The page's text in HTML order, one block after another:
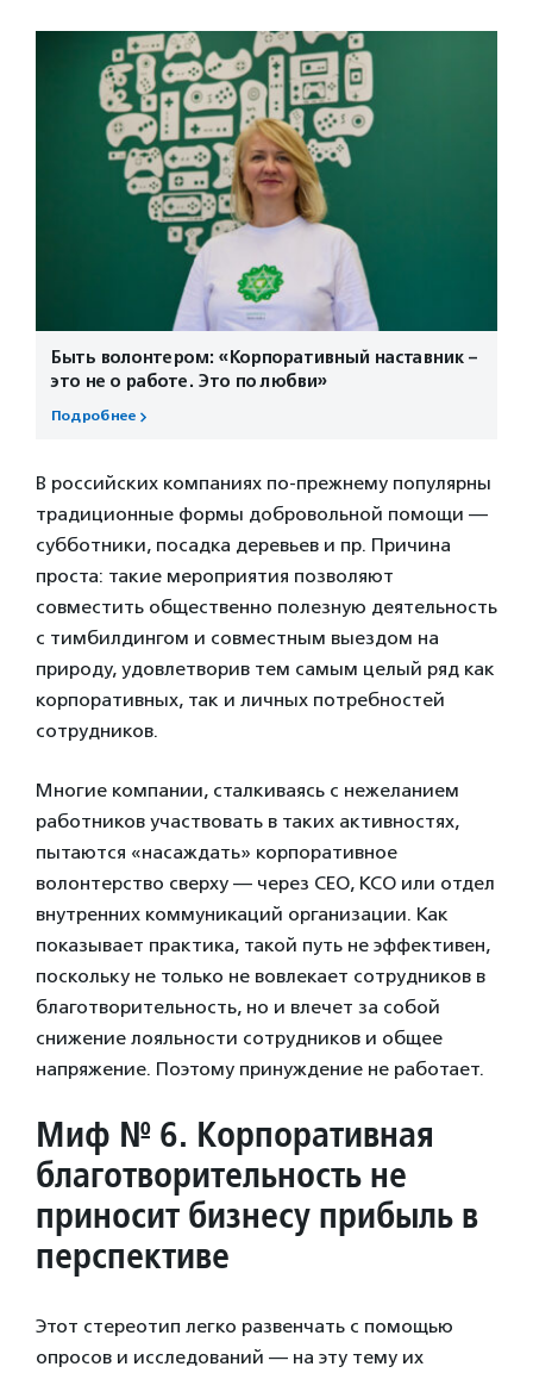
Быть волонтером: «Корпоративный наставник –
это не о работе. Это по любви»
Подробнее
В российских компаниях по-прежнему популярны
традиционные формы добровольной помощи —
субботники, посадка деревьев и пр. Причина
проста: такие мероприятия позволяют
совместить общественно полезную деятельность
с тимбилдингом и совместным выездом на
природу, удовлетворив тем самым целый ряд как
корпоративных, так и личных потребностей
сотрудников.
Многие компании, сталкиваясь с нежеланием
работников участвовать в таких активностях,
пытаются «насаждать» корпоративное
волонтерство сверху — через СЕО, КСО или отдел
внутренних коммуникаций организации. Как
показывает практика, такой путь не эффективен,
поскольку не только не вовлекает сотрудников в
благотворительность, но и влечет за собой
снижение лояльности сотрудников и общее
напряжение. Поэтому принуждение не работает.
Миф № 6. Корпоративная
благотворительность не
приносит бизнесу прибыль в
перспективе
Этот стереотип легко развенчать с помощью
опросов и исследований — на эту тему их